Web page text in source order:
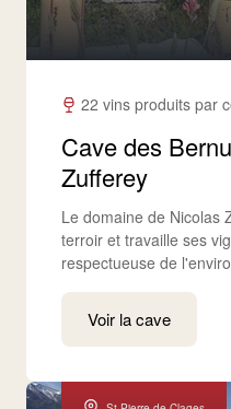
22 vins produits par
Cave des
Zufferey
Le domaine de Nicolas
terroir et travaille ses
respectueuse de
Voir la cave